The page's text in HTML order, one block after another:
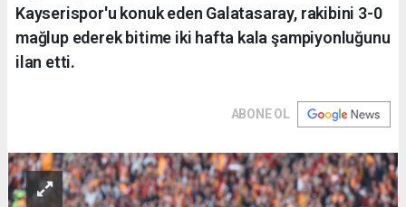
Kayserispor'u konuk eden Galatasaray, rakibini 3-0
mağlup ederek bitime iki hafta kala şampiyonluğunu
ilan etti.
ABONE OL